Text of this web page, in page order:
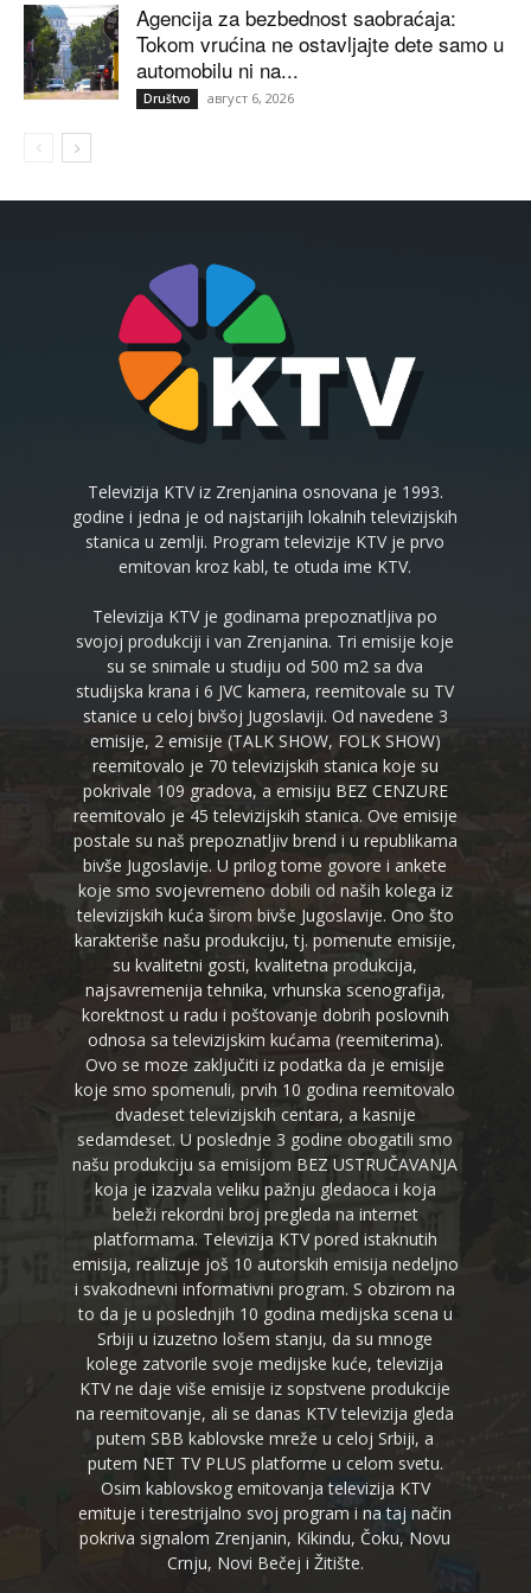
Agencija za bezbednost saobraćaja:
Tokom vrućina ne ostavljajte dete samo u
automobilu ni na...
Društvo август 6, 2026
Televizija KTV iz Zrenjanina osnovana je 1993.
godine i jedna je od najstarijih lokalnih televizijskih
stanica u zemlji. Program televizije KTV je prvo
emitovan kroz kabl, te otuda ime KTV.
Televizija KTV je godinama prepoznatljiva po
svojoj produkciji i van Zrenjanina. Tri emisije koje
su se snimale u studiju od 500 m2 sa dva
studijska krana i 6 JVC kamera, reemitovale su TV
stanice u celoj bivšoj Jugoslaviji. Od navedene 3
emisije, 2 emisije (TALK SHOW, FOLK SHOW)
reemitovalo je 70 televizijskih stanica koje su
pokrivale 109 gradova, a emisiju BEZ CENZURE
reemitovalo je 45 televizijskih stanica. Ove emisije
postale su naš prepoznatljiv brend i u republikama
bivše Jugoslavije. U prilog tome govore i ankete
koje smo svojevremeno dobili od naših kolega iz
televizijskih kuća širom bivše Jugoslavije. Ono što
karakteriše našu produkciju, tj. pomenute emisije,
su kvalitetni gosti, kvalitetna produkcija,
najsavremenija tehnika, vrhunska scenografija,
korektnost u radu i poštovanje dobrih poslovnih
odnosa sa televizijskim kućama (reemiterima).
Ovo se moze zaključiti iz podatka da je emisije
koje smo spomenuli, prvih 10 godina reemitovalo
dvadeset televizijskih centara, a kasnije
sedamdeset. U poslednje 3 godine obogatili smo
našu produkciju sa emisijom BEZ USTRUČAVANJA
koja je izazvala veliku pažnju gledaoca i koja
beleži rekordni broj pregleda na internet
platformama. Televizija KTV pored istaknutih
emisija, realizuje još 10 autorskih emisija nedeljno
i svakodnevni informativni program. S obzirom na
to da je u poslednjih 10 godina medijska scena u
Srbiji u izuzetno lošem stanju, da su mnoge
kolege zatvorile svoje medijske kuće, televizija
KTV ne daje više emisije iz sopstvene produkcije
na reemitovanje, ali se danas KTV televizija gleda
putem SBB kablovske mreže u celoj Srbiji, a
putem NET TV PLUS platforme u celom svetu.
Osim kablovskog emitovanja televizija KTV
emituje i terestrijalno svoj program i na taj način
pokriva signalom Zrenjanin, Kikindu, Čoku, Novu
Crnju, Novi Bečej i Žitište.